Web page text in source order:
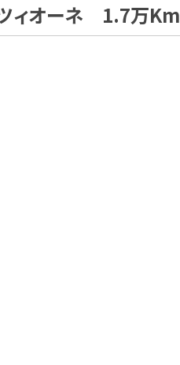
ィオーネ 1.7万Km